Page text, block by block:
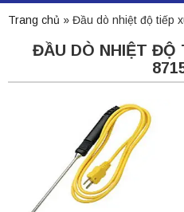
Trang chủ » Đầu dò nhiệt độ tiếp
ĐẦU DÒ NHIỆT ĐỘ